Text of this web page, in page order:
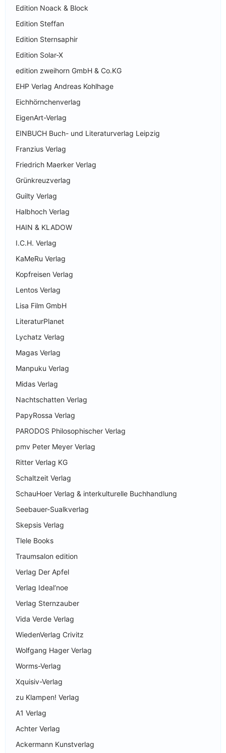
Edition Noack & Block
Edition Steffan
Edition Sternsaphir
Edition Solar-X
edition zweihorn GmbH & Co.KG
EHP Verlag Andreas Kohlhage
Eichhörnchenverlag
EigenArt-Verlag
EINBUCH Buch- und Literaturverlag Leipzig
Franzius Verlag
Friedrich Maerker Verlag
Grünkreuzverlag
Guilty Verlag
Halbhoch Verlag
HAIN & KLADOW
I.C.H. Verlag
KaMeRu Verlag
Kopfreisen Verlag
Lentos Verlag
Lisa Film GmbH
LiteraturPlanet
Lychatz Verlag
Magas Verlag
Manpuku Verlag
Midas Verlag
Nachtschatten Verlag
PapyRossa Verlag
PARODOS Philosophischer Verlag
pmv Peter Meyer Verlag
Ritter Verlag KG
Schaltzeit Verlag
SchauHoer Verlag & interkulturelle Buchhandlung
Seebauer-Sualkverlag
Skepsis Verlag
Tlele Books
Traumsalon edition
Verlag Der Apfel
Verlag Ideal‘noe
Verlag Sternzauber
Vida Verde Verlag
WiedenVerlag Crivitz
Wolfgang Hager Verlag
Worms-Verlag
Xquisiv-Verlag
zu Klampen! Verlag
A1 Verlag
Achter Verlag
Ackermann Kunstverlag